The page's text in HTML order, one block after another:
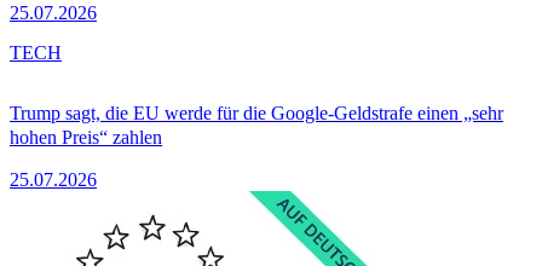
25.07.2026
Trump sagt, die EU werde für die Google-Geldstrafe einen „sehr
hohen Preis“ zahlen
25.07.2026
TECH